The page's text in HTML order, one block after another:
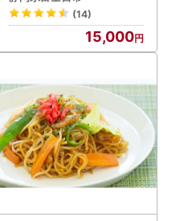
バイオン-Mg60
(14)
15,000